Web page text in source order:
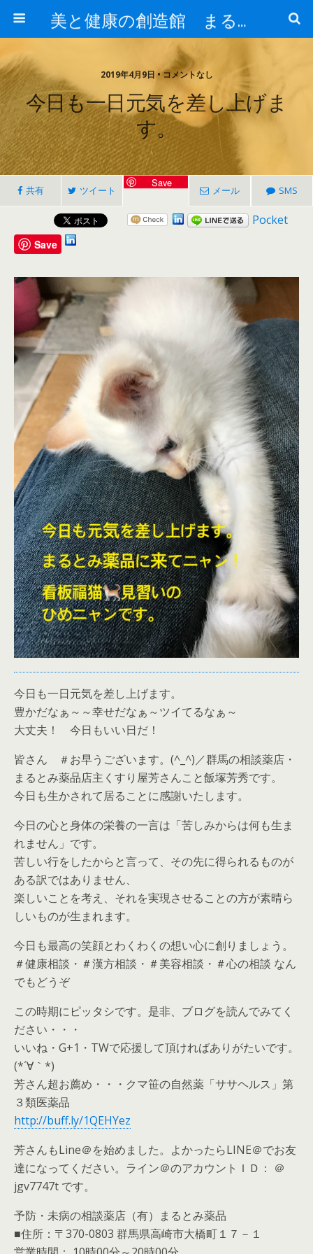
美と健康の創造館 まるとみ薬品 ぐんまの薬屋 芳さんのブログ
2019年4月9日 • コメントなし
今日も一日元気を差し上げま
す。
共有 ツイート
Save
メール SMS
Pocket
Save
今日も一日元気を差し上げます。
豊かだなぁ～～幸せだなぁ～ツイてるなぁ～
大丈夫！ 今日もいい日だ！
皆さん ＃お早うございます。(^_^)／群馬の相談薬店・
まるとみ薬品店主くすり屋芳さんこと飯塚芳秀です。
今日も生かされて居ることに感謝いたします。
今日の心と身体の栄養の一言は「苦しみからは何も生ま
れません」です。
苦しい行をしたからと言って、その先に得られるものが
ある訳ではありません、
楽しいことを考え、それを実現させることの方が素晴ら
しいものが生まれます。
今日も最高の笑顔とわくわくの想い心に創りましょう。
＃健康相談・＃漢方相談・＃美容相談・＃心の相談 なん
でもどうぞ
この時期にピッタシです。是非、ブログを読んでみてく
ださい・・・
いいね・G+1・TWで応援して頂ければありがたいです。
(*´∀｀*)
芳さん超お薦め・・・クマ笹の自然薬「ササヘルス」第
３類医薬品
http://buff.ly/1QEHYez
芳さんもLine＠を始めました。よかったらLINE＠でお友
達になってください。ライン＠のアカウントＩＤ： ＠
jgv7747t です。
予防・未病の相談薬店（有）まるとみ薬品
■住所：〒370-0803 群馬県高崎市大橋町１７－１